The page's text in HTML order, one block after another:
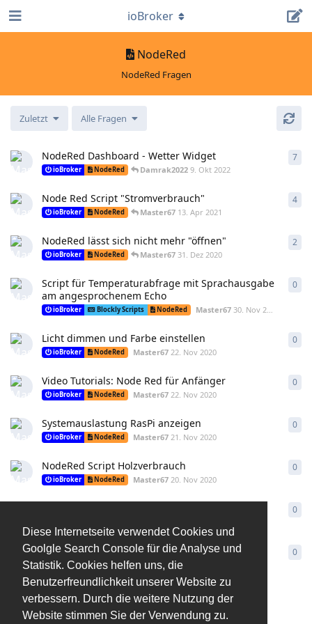
Diese Internetseite verwendet Cookies und
Goolgle Search Console für die Analyse und
Statistik. Cookies helfen uns, die
Benutzerfreundlichkeit unserer Website zu
verbessern. Durch die weitere Nutzung der
Website stimmen Sie der Verwendung zu.
NodeRed
NodeRed Fragen
ioBroker
Zuletzt Alle Fragen
NodeRed Dashboard - Wetter Widget
ioBroker NodeRed Damrak2022 9. Okt 2022
7
Node Red Script "Stromverbrauch"
ioBroker NodeRed Master67 13. Apr 2021
4
NodeRed lässt sich nicht mehr "öffnen"
ioBroker NodeRed Master67 31. Dez 2020
2
Script für Temperaturabfrage mit Sprachausgabe
am angesprochenem Echo
ioBroker Blockly Scripts NodeRed Master67 30. Nov 2020
0
Licht dimmen und Farbe einstellen
ioBroker NodeRed Master67 22. Nov 2020
0
Video Tutorials: Node Red für Anfänger
ioBroker NodeRed Master67 22. Nov 2020
0
Systemauslastung RasPi anzeigen
ioBroker NodeRed Master67 21. Nov 2020
0
NodeRed Script Holzverbrauch
ioBroker NodeRed Master67 20. Nov 2020
0
0
Einfache Schaltung mit SWA1 Steckdosen
ioBroker NodeRed Master67 20. Nov 2020
0